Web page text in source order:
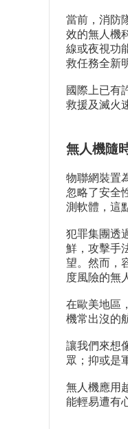
當前，消防
效的無人機
線或夜視功
救任務全新
國際上已有
救援及滅火
無人機隨
物聯網裝置
忽略了安全
測軟體，這
犯罪集團透
鮮，攻擊手
望。然而，
度風險的無
在歐美地區
機常出沒的
讓我們來想
眾；抑或是
無人機應用
能輕易遭有